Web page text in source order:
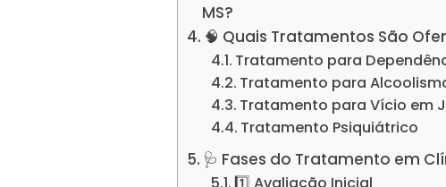
MS?
🧠 Quais Tratamentos São
Tratamento para
Tratamento para
Tratamento para Vício em
Tratamento Psiquiátrico
🩺 Fases do Tratamento em
1️⃣ Avaliação Inicial